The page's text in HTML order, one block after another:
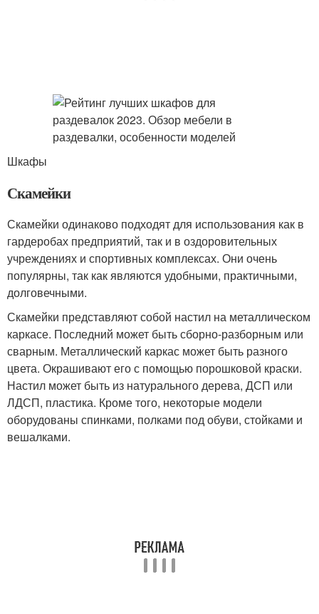
Шкафы
Скамейки
Скамейки одинаково подходят для использования как в
гардеробах предприятий, так и в оздоровительных
учреждениях и спортивных комплексах. Они очень
популярны, так как являются удобными, практичными,
долговечными.
Скамейки представляют собой настил на металлическом
каркасе. Последний может быть сборно-разборным или
сварным. Металлический каркас может быть разного
цвета. Окрашивают его с помощью порошковой краски.
Настил может быть из натурального дерева, ДСП или
ЛДСП, пластика. Кроме того, некоторые модели
оборудованы спинками, полками под обуви, стойками и
вешалками.